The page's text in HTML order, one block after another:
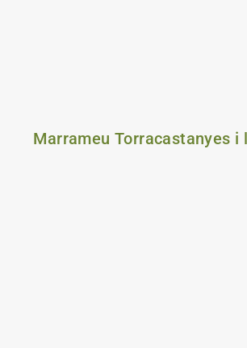
Marrameu Torracastanyes i